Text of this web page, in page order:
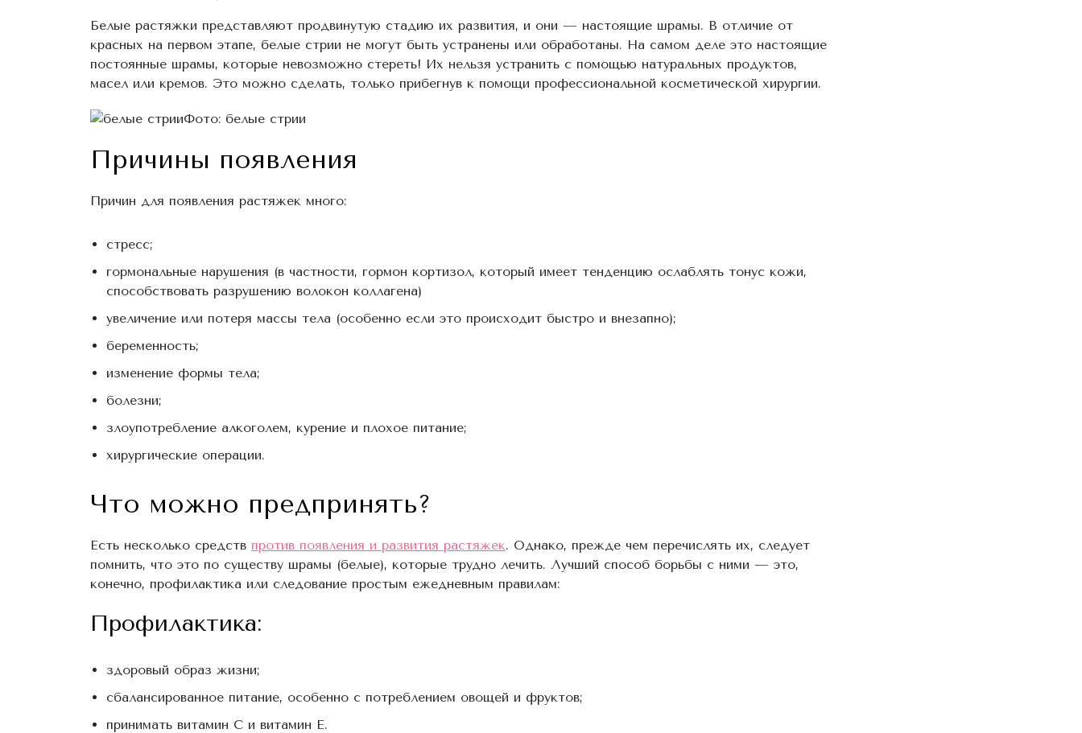
Белые растяжки представляют продвинутую стадию их развития, и они — настоящие шрамы. В отличие от
красных на первом этапе, белые стрии не могут быть устранены или обработаны. На самом деле это настоящие
постоянные шрамы, которые невозможно стереть! Их нельзя устранить с помощью натуральных продуктов,
масел или кремов. Это можно сделать, только прибегнув к помощи профессиональной косметической хирургии.
Фото: белые стрии
Причины появления
Причин для появления растяжек много:
стресс;
гормональные нарушения (в частности, гормон кортизол, который имеет тенденцию ослаблять тонус кожи,
способствовать разрушению волокон коллагена)
увеличение или потеря массы тела (особенно если это происходит быстро и внезапно);
беременность;
изменение формы тела;
болезни;
злоупотребление алкоголем, курение и плохое питание;
хирургические операции.
Что можно предпринять?
Есть несколько средств против появления и развития растяжек. Однако, прежде чем перечислять их, следует
помнить, что это по существу шрамы (белые), которые трудно лечить. Лучший способ борьбы с ними — это,
конечно, профилактика или следование простым ежедневным правилам:
Профилактика:
здоровый образ жизни;
сбалансированное питание, особенно с потреблением овощей и фруктов;
принимать витамин С и витамин Е.